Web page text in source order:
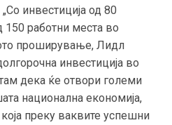
инвестиција од 80
работни места во
проширување, Лидл
инвестиција во
дека ќе отвори големи
национална економија,
преку ваквите успешни